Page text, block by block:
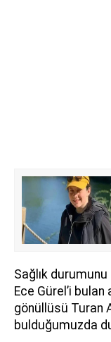
Sağlık
Ece Gürel’i
gönüllüsü Turan
bulduğumuzda